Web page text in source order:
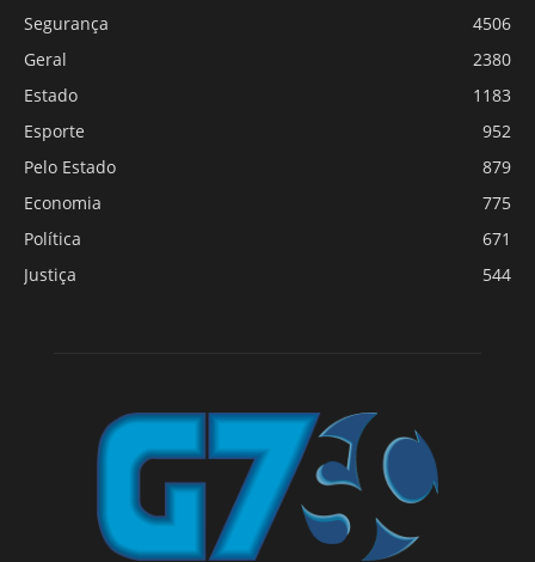
Segurança
4506
Geral
2380
Estado
1183
Esporte
952
Pelo Estado
879
Economia
775
Política
671
Justiça
544